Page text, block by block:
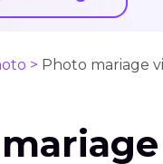
> Photo mariage